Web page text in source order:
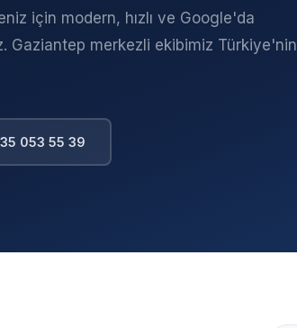
için modern, hızlı ve Google'da
Gaziantep merkezli ekibimiz Türkiye'nin
053 55 39